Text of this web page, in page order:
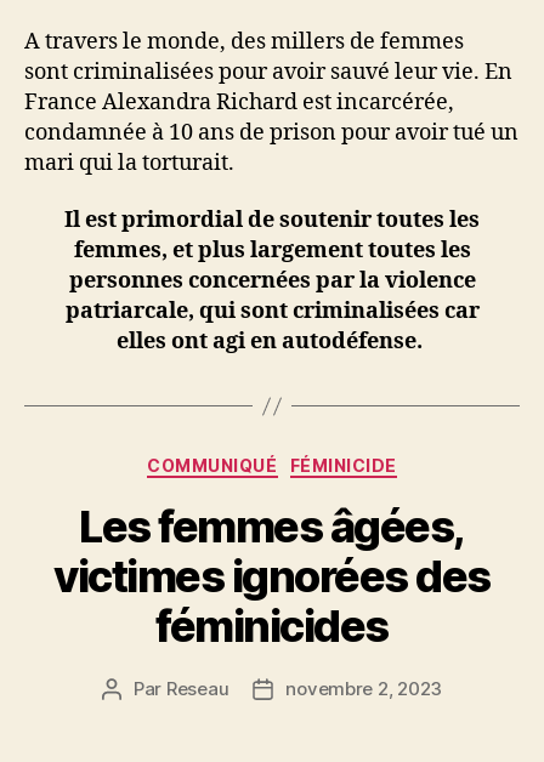
A travers le monde, des millers de femmes
sont criminalisées pour avoir sauvé leur vie. En
France Alexandra Richard est incarcérée,
condamnée à 10 ans de prison pour avoir tué un
mari qui la torturait.
Il est primordial de soutenir toutes les
femmes, et plus largement toutes les
personnes concernées par la violence
patriarcale, qui sont criminalisées car
elles ont agi en autodéfense.
Catégories
COMMUNIQUÉ FÉMINICIDE
Les femmes âgées,
victimes ignorées des
féminicides
Auteur
Par Reseau
Datenovembre 2, 2023